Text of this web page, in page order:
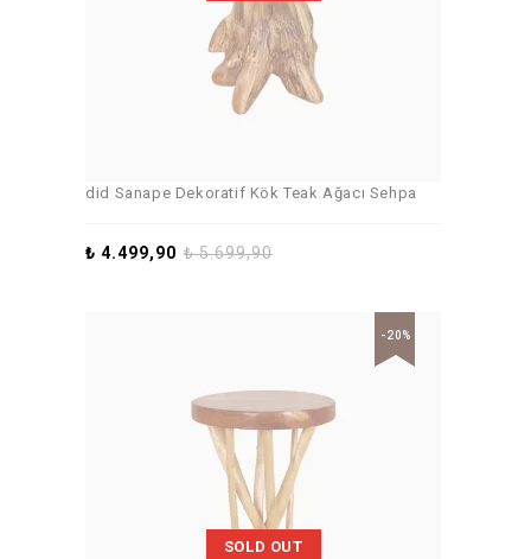
did Sanape Dekoratif Kök Teak Ağacı Sehpa
₺5.699,90
₺ 4.499,90
SOLD OUT
-20%